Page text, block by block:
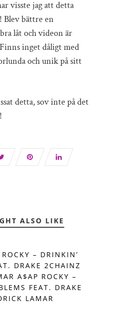
visste jag att detta
Blev bättre en
låt och videon är
inget dåligt med
och unik på sitt
detta, sov inte på det
ALSO LIKE
– DRINKIN’
DRAKE 2CHAINZ
A$AP ROCKY –
FEAT. DRAKE
LAMAR